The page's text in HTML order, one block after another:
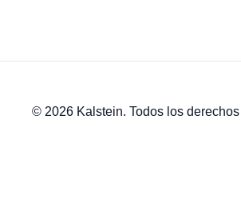
© 2026 Kalstein. Todos los